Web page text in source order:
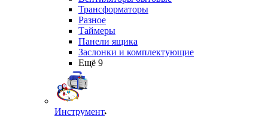
Трансформаторы
Разное
Таймеры
Панели ящика
Заслонки и комплектующие
Ещё 9
Инструмент